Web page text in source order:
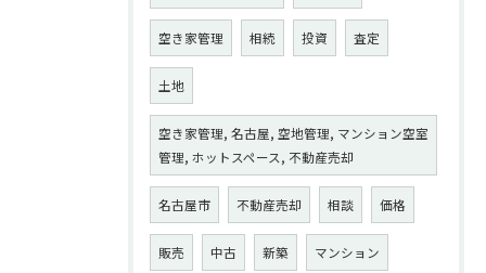
空き家管理 相続 投資 査定
土地
空き家管理, 名古屋, 空地管理, マンション空室
管理, ホットスペース, 不動産売却
名古屋市 不動産売却 相談 価格
販売 中古 新築 マンション